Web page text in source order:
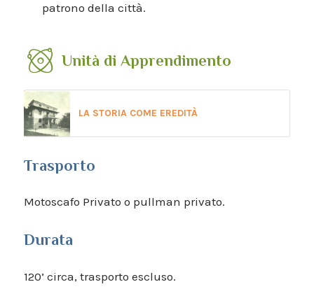
patrono della città.
Unità di Apprendimento
LA STORIA COME EREDITÀ
Trasporto
Motoscafo Privato o pullman privato.
Durata
120’ circa, trasporto escluso.